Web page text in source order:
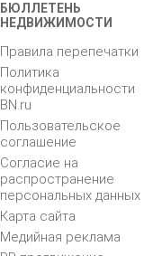
БЮЛЛЕТЕНЬ
НЕДВИЖИМОСТИ
Правила перепечатки
Политика
конфиденциальности
BN.ru
Пользовательское
соглашение
Согласие на
распространение
персональных данных
Карта сайта
Медийная реклама